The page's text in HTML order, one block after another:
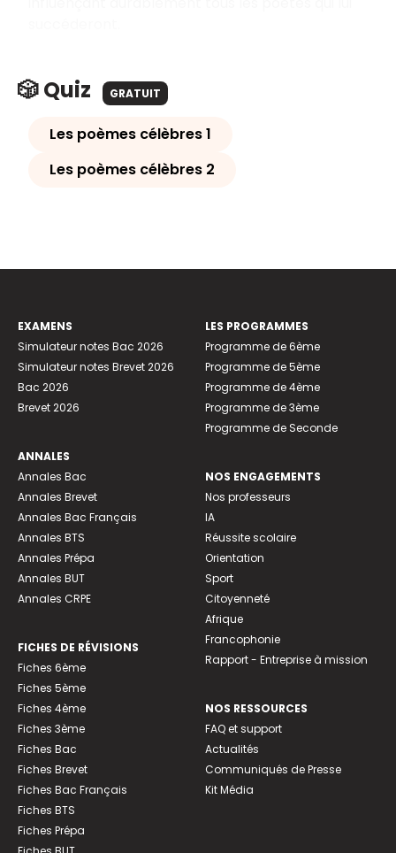
🎲 Quiz GRATUIT
Les poèmes célèbres 1
Les poèmes célèbres 2
EXAMENS
Simulateur notes Bac 2026
Simulateur notes Brevet 2026
Bac 2026
Brevet 2026
ANNALES
Annales Bac
Annales Brevet
Annales Bac Français
Annales BTS
Annales Prépa
Annales BUT
Annales CRPE
FICHES DE RÉVISIONS
Fiches 6ème
Fiches 5ème
Fiches 4ème
Fiches 3ème
Fiches Bac
Fiches Brevet
Fiches Bac Français
Fiches BTS
Fiches Prépa
LES PROGRAMMES
Programme de 6ème
Programme de 5ème
Programme de 4ème
Programme de 3ème
Programme de Seconde
NOS ENGAGEMENTS
Nos professeurs
IA
Réussite scolaire
Orientation
Sport
Citoyenneté
Afrique
Francophonie
Rapport - Entreprise à mission
NOS RESSOURCES
FAQ et support
Actualités
Communiqués de Presse
Kit Média